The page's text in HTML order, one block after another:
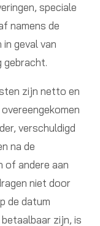
speciale
namens de
geval van
gebracht.
zijn netto en
verschuldigd
na de
of andere aan
niet door
de datum
zijn, is